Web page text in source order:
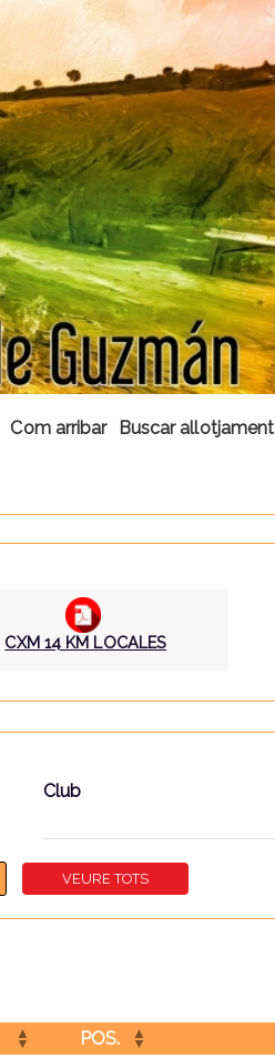
Com arribar Buscar allotjament
CXM 14 KM LOCALES
Club
POS.